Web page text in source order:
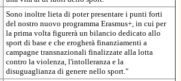
Sono inoltre lieta di poter presentare i punti forti
del nostro nuovo programma Erasmus+, in cui per
la prima volta figurerà un bilancio dedicato allo
sport di base e che erogherà finanziamenti a
campagne transnazionali finalizzate alla lotta
contro la violenza, l'intolleranza e la
disuguaglianza di genere nello sport."